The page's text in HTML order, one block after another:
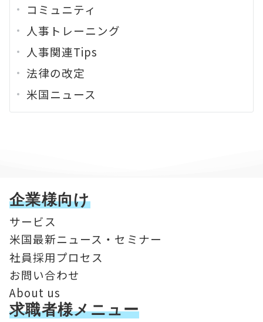
コミュニティ
人事トレーニング
人事関連Tips
法律の改定
米国ニュース
企業様向け
サービス
米国最新ニュース・セミナー
社員採用プロセス
お問い合わせ
About us
求職者様メニュー